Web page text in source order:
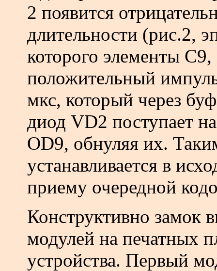
2 появится
длительности (рис.2,
которого элементы
положительный
мкс, который через
диод VD2 поступает
OD9, обнуляя их.
устанавливается в
приему очередной
Конструктивно замок
модулей на печатных
устройства. Первый